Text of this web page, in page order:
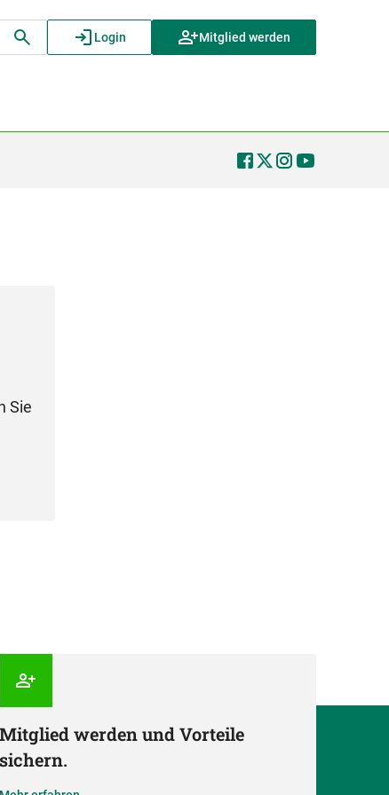
Login Mitglied werden
Sie
Mitglied werden und Vorteile
sichern.